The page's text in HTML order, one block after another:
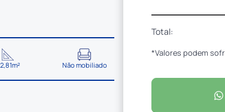
Não mobiliado
Total:
*Valores podem